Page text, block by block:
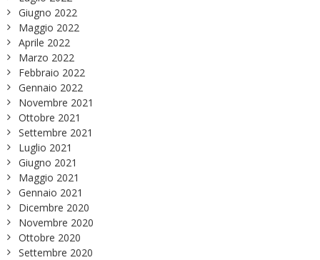
Giugno 2022
Maggio 2022
Aprile 2022
Marzo 2022
Febbraio 2022
Gennaio 2022
Novembre 2021
Ottobre 2021
Settembre 2021
Luglio 2021
Giugno 2021
Maggio 2021
Gennaio 2021
Dicembre 2020
Novembre 2020
Ottobre 2020
Settembre 2020